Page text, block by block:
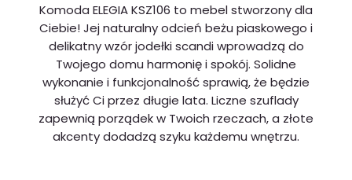
Komoda ELEGIA KSZ106 to mebel stworzony dla
Ciebie! Jej naturalny odcień beżu piaskowego i
delikatny wzór jodełki scandi wprowadzą do
Twojego domu harmonię i spokój. Solidne
wykonanie i funkcjonalność sprawią, że będzie
służyć Ci przez długie lata. Liczne szuflady
zapewnią porządek w Twoich rzeczach, a złote
akcenty dodadzą szyku każdemu wnętrzu.